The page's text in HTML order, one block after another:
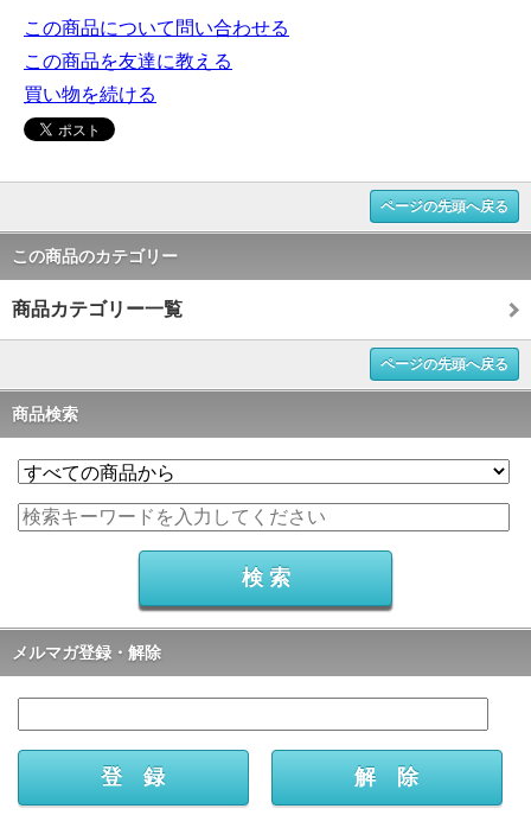
この商品について問い合わせる
この商品を友達に教える
買い物を続ける
ページの先頭へ戻る
この商品のカテゴリー
商品カテゴリー一覧
ページの先頭へ戻る
商品検索
メルマガ登録・解除